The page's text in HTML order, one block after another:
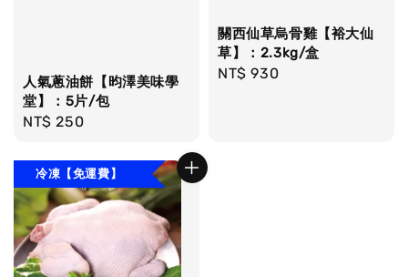
人氣蔥油餅【昀澤美味學
堂】：5片/包
Regular
NT$ 250
關西仙草烏骨雞【裕大仙
草】：2.3kg/盒
Regular
NT$ 930
冷凍【免運費】